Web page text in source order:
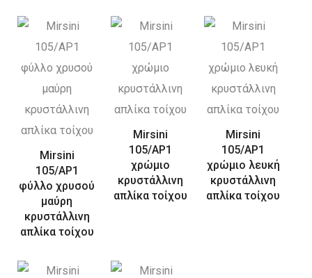
Mirsini
105/AP1
φύλλο χρυσού
μαύρη
κρυστάλλινη
απλίκα τοίχου
Mirsini
105/AP1
χρώμιο
κρυστάλλινη
απλίκα τοίχου
Mirsini
105/AP1
χρώμιο λευκή
κρυστάλλινη
απλίκα τοίχου